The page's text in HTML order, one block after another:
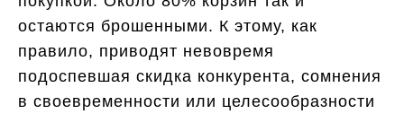
остаются брошенными. К этому, как
правило, приводят невовремя
подоспевшая скидка конкурента, сомнения
в своевременности или целесообразности